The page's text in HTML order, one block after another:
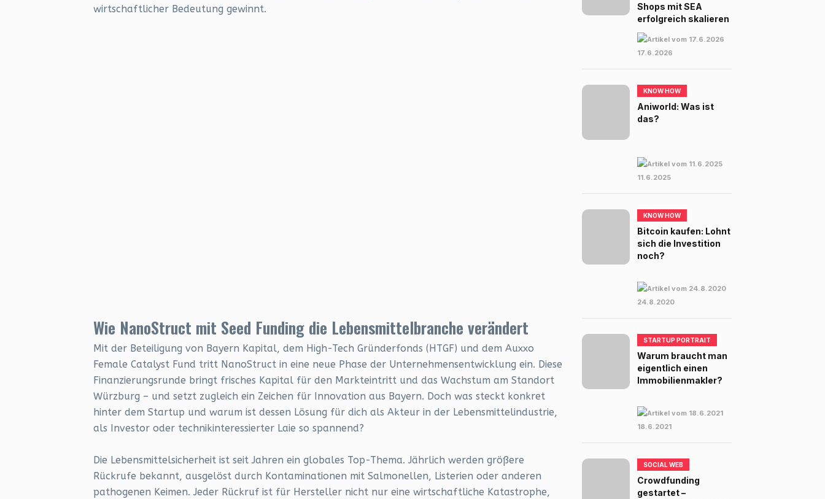
wirtschaftlicher Bedeutung gewinnt.
Wie NanoStruct mit Seed Funding die Lebensmittelbranche verändert
Mit der Beteiligung von Bayern Kapital, dem High-Tech Gründerfonds (HTGF) und dem Auxxo
Female Catalyst Fund tritt NanoStruct in eine neue Phase der Unternehmensentwicklung ein. Diese
Finanzierungsrunde bringt frisches Kapital für den Markteintritt und das Wachstum am Standort
Würzburg – und setzt zugleich ein Zeichen für Innovation aus Bayern. Doch was steckt konkret
hinter dem Startup und warum ist dessen Lösung für dich als Akteur in der Lebensmittelindustrie,
als Investor oder technikinteressierter Laie so spannend?
Die Lebensmittelsicherheit ist seit Jahren ein globales Top-Thema. Jährlich werden größere
Rückrufe bekannt, ausgelöst durch Kontaminationen mit Salmonellen, Listerien oder anderen
pathogenen Keimen. Jeder Rückruf ist für Hersteller nicht nur eine wirtschaftliche Katastrophe,
Shops mit SEA
erfolgreich skalieren
17.6.2026
KNOW HOW
Aniworld: Was ist
das?
11.6.2025
KNOW HOW
Bitcoin kaufen: Lohnt
sich die Investition
noch?
24.8.2020
STARTUP PORTRAIT
Warum braucht man
eigentlich einen
Immobilienmakler?
18.6.2021
SOCIAL WEB
Crowdfunding
gestartet –